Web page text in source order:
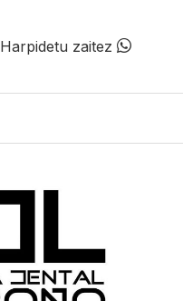
Harpidetu zaitez